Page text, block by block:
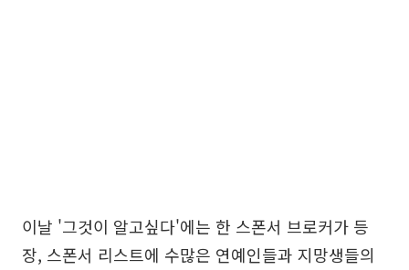
이날 '그것이 알고싶다'에는 한 스폰서 브로커가 등
장, 스폰서 리스트에 수많은 연예인들과 지망생들의